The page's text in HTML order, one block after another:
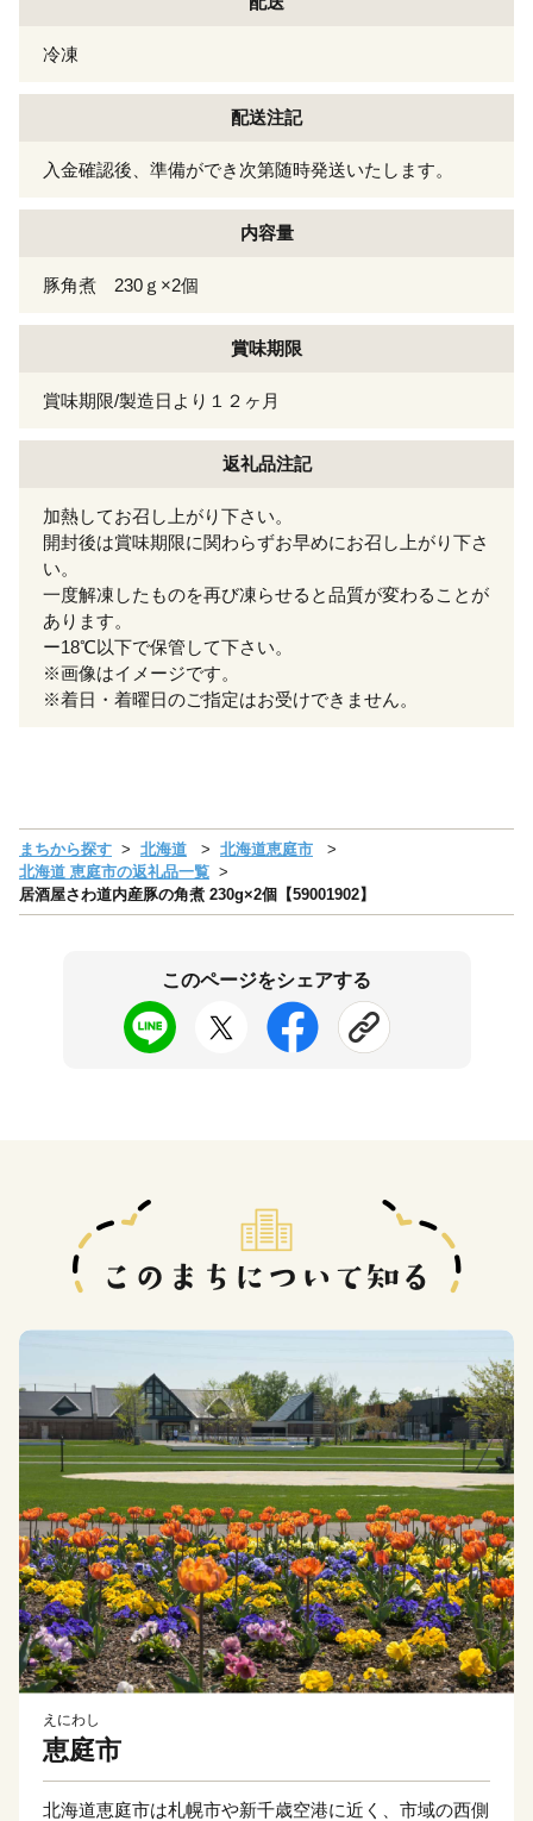
冷凍
配送注記
入金確認後、準備ができ次第随時発送いたします。
内容量
豚角煮 230ｇ×2個
賞味期限
賞味期限/製造日より１２ヶ月
返礼品注記
加熱してお召し上がり下さい。
開封後は賞味期限に関わらずお早めにお召し上がり下さ
い。
一度解凍したものを再び凍らせると品質が変わることが
あります。
ー18℃以下で保管して下さい。
※画像はイメージです。
※着日・着曜日のご指定はお受けできません。
まちから探す 北海道
北海道恵庭市
北海道 恵庭市の返礼品一覧
居酒屋さわ道内産豚の角煮 230g×2個【59001902】
このページをシェアする
えにわし
恵庭市
北海道恵庭市は札幌市や新千歳空港に近く、市域の西側